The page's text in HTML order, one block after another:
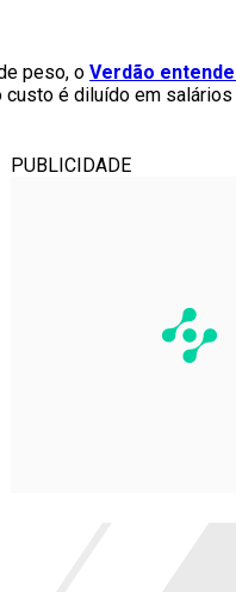
peso, o Verdão
é diluído em
PUBLICIDADE